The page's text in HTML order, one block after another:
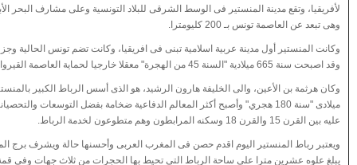
لأفريقيا، وتقع مدينة المنستير فى الوسط الشرقى للبلاد التونسية وعلى مشارف البحر
وهى تبعد عن العاصمة تونس بـ 200 كليومترا.
وكانت المنستير أول مدينة عربية اسلامية تبنى فى افريقيا، وكانت تضم تونس الحالية
وقد اصبحت سنة 665 ميلادية "السنة 45 من الهجرة" معقلا خارجيا لحماية العاصمة القيروان.
ميلادى "سنة 180 هجري" وأصبح أكثر المعالم الدفاعية ضخامة بفضل التوسعات
عليه بين القرن 15 والقرن 18 وسكنه المرابطون وهم متطوعون لخدمة الرباط.
ويعتبر رباط المنستير اليوم اقدم حصن فى المغرب العربى وأحسنها حالة ويشرف برج
يبلغ علوه عشرين مترا على ساحة الرباط التى تحيط بها الحجرات من ثلاث جهات وفى